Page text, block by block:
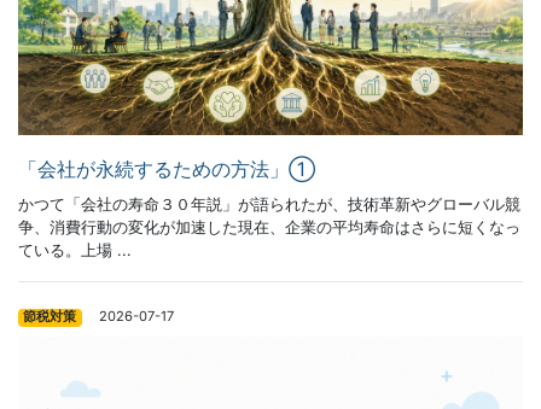
「会社が永続するための方法」①
かつて「会社の寿命３０年説」が語られたが、技術革新やグローバル競
争、消費行動の変化が加速した現在、企業の平均寿命はさらに短くなっ
ている。上場 ...
節税対策 2026-07-17